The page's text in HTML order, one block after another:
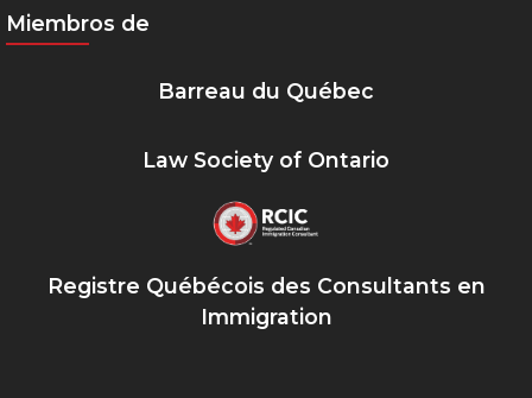
Miembros de
Barreau du Québec
Law Society of Ontario
Registre Québécois des Consultants en
Immigration